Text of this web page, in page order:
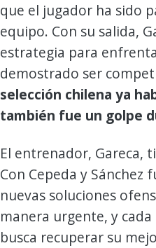
que el jugador ha sido
equipo. Con su salida,
estrategia para
demostrado ser
selección chilena ya
también fue un golpe
El entrenador, Gareca,
Con Cepeda y Sánchez
nuevas soluciones
manera urgente, y
busca recuperar su